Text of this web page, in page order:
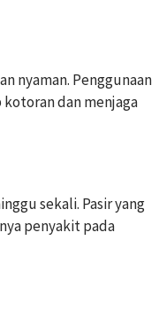
nyaman. Penggunaan
dan menjaga
sekali. Pasir yang
penyakit pada